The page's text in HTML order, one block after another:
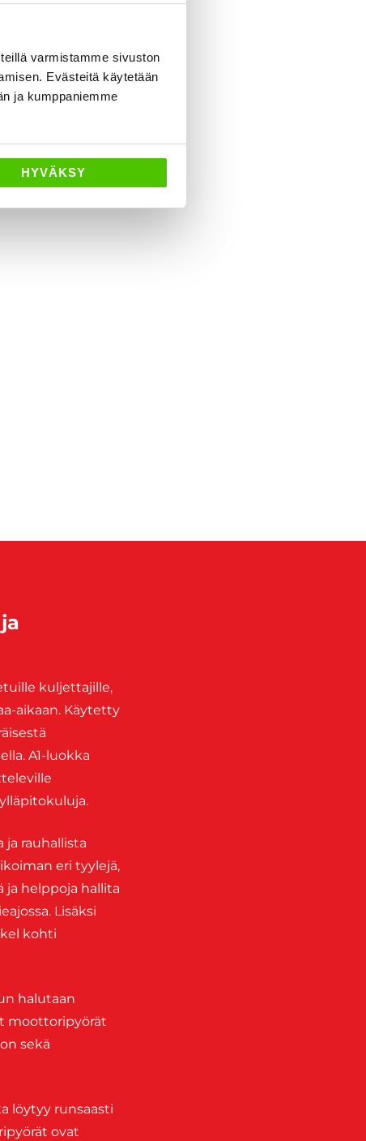
varmistamme sivuston
Evästeitä käytetään
ja kumppaniemme
HYVÄKSY
kuljettajille,
aikaan. Käytetty
A1-luokka
rauhallista
eri tyylejä,
ja helppoja hallita
Lisäksi
kohti
halutaan
moottoripyörät
sekä
löytyy runsaasti
ovat